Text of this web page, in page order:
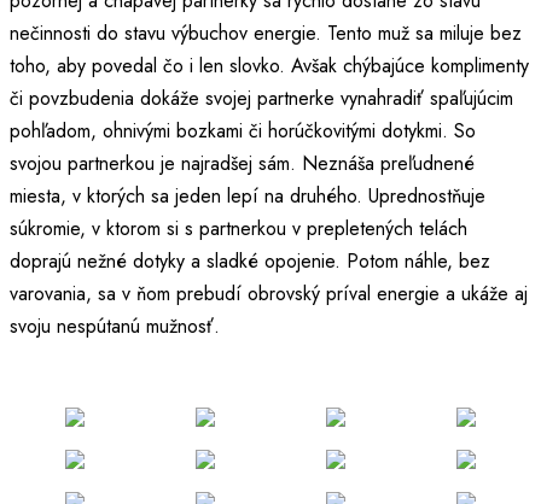
nečinnosti do stavu výbuchov energie. Tento muž sa miluje bez
toho, aby povedal čo i len slovko. Avšak chýbajúce komplimenty
či povzbudenia dokáže svojej partnerke vynahradiť spaľujúcim
pohľadom, ohnivými bozkami či horúčkovitými dotykmi. So
svojou partnerkou je najradšej sám. Neznáša preľudnené
miesta, v ktorých sa jeden lepí na druhého. Uprednostňuje
súkromie, v ktorom si s partnerkou v prepletených telách
doprajú nežné dotyky a sladké opojenie. Potom náhle, bez
varovania, sa v ňom prebudí obrovský príval energie a ukáže aj
svoju nespútanú mužnosť.